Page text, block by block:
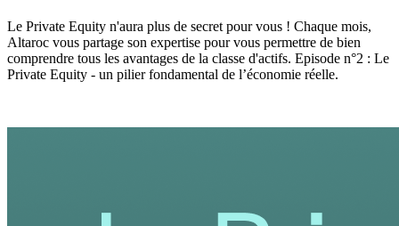
Le Private Equity n'aura plus de secret pour vous ! Chaque mois,
Altaroc vous partage son expertise pour vous permettre de bien
comprendre tous les avantages de la classe d'actifs. Episode n°2 : Le
Private Equity - un pilier fondamental de l’économie réelle.